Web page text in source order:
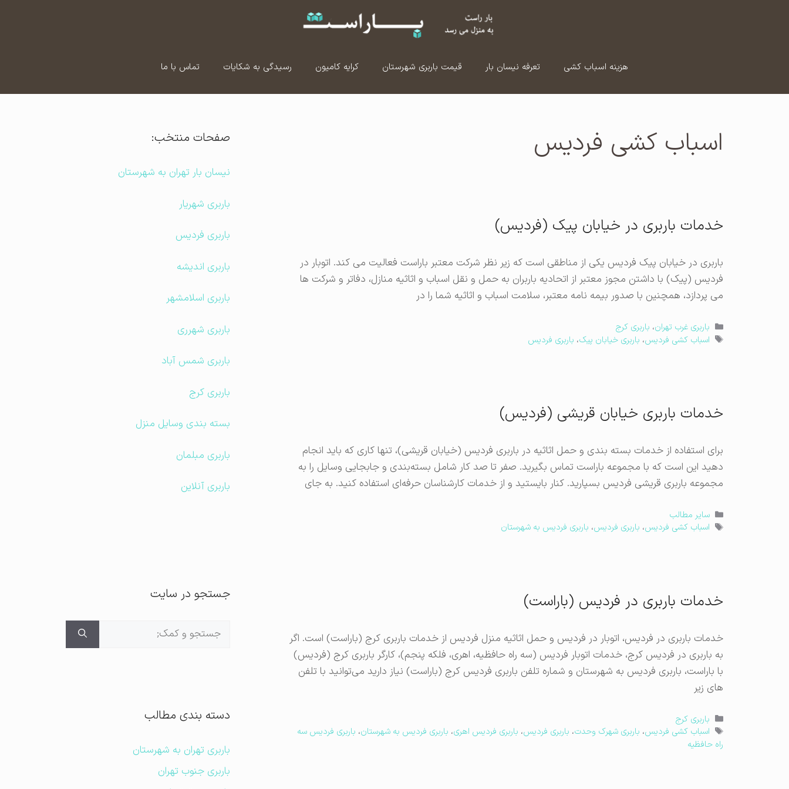
هزینه اسباب کشی تعرفه نیسان بار قیمت باربری شهرستان کرایه کامیون رسیدگی به شکایات تماس با ما
اسباب کشی فردیس
خدمات باربری در خیابان پیک (فردیس)
باربری در خیابان پیک فردیس یکی از مناطقی است که زیر نظر شرکت معتبر باراست فعالیت می کند. اتوبار در
فردیس (پیک) با داشتن مجوز معتبر از اتحادیه باربران به حمل و نقل اسباب و اثاثیه منازل، دفاتر و شرکت ها
می پردازد، همچنین با صدور بیمه نامه معتبر، سلامت اسباب و اثاثیه شما را در
دسته‌ها
باربری غرب تهران، باربری کرج
برچسب‌ها
اسباب کشی فردیس، باربری خیابان پیک، باربری فردیس
خدمات باربری خیابان قریشی (فردیس)
برای استفاده از خدمات بسته ‌بندی و حمل اثاثیه در باربری فردیس (خیابان قریشی)، تنها کاری که باید انجام
دهید این است که با مجموعه باراست تماس بگیرید. صفر تا صد کار شامل بسته‌بندی و جابجایی وسایل را به
مجموعه باربری قریشی فردیس بسپارید. کنار بایستید و از خدمات کارشناسان حرفه‌ای استفاده کنید. به جای
دسته‌ها
سایر مطالب
برچسب‌ها
اسباب کشی فردیس، باربری فردیس، باربری فردیس به شهرستان
خدمات باربری در فردیس (باراست)
خدمات باربری در فردیس، اتوبار در فردیس و حمل اثاثیه منزل فردیس از خدمات باربری کرج (باراست) است. اگر
به باربری در فردیس کرج، خدمات اتوبار فردیس (سه راه حافظیه، اهری، فلکه پنجم)، کارگر باربری کرج (فردیس)
با باراست، باربری فردیس به شهرستان و شماره تلفن باربری فردیس کرج (باراست) نیاز دارید می‌توانید با تلفن
های زیر
دسته‌ها
باربری کرج
برچسب‌ها
اسباب کشی فردیس، باربری شهرک وحدت، باربری فردیس، باربری فردیس اهری، باربری فردیس به شهرستان، باربری فردیس سه
راه حافظیه
صفحات منتخب:
نیسان بار تهران به شهرستان
باربری شهریار
باربری فردیس
باربری اندیشه
باربری اسلامشهر
باربری شهرری
باربری شمس آباد
باربری کرج
بسته بندی وسایل منزل
باربری مبلمان
باربری آنلاین
جستجو در سایت
جستجوی
دسته بندی مطالب
باربری تهران به شهرستان
باربری جنوب تهران